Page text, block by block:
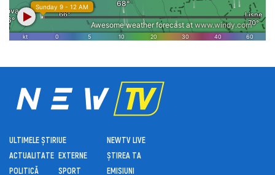
ULTIMELE ȘTIRI
ACTUALITATE
POLITICĂ
UE
EXTERNE
SPORT
NEWTV LIVE
ȘTIREA TA
EMISIUNI